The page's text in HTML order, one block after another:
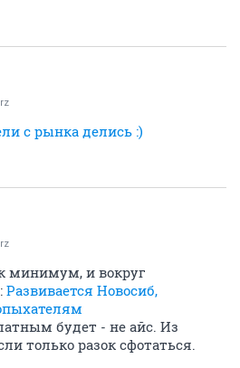
с рынка делись :)
минимум, и вокруг
Развивается Новосиб,
будет - не айс. Из
только разок сфотаться.